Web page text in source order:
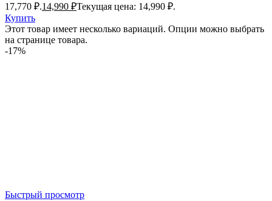
17,770 ₽.14,990 ₽Текущая цена: 14,990 ₽.
Купить
Этот товар имеет несколько вариаций. Опции можно выбрать
на странице товара.
-17%
Быстрый просмотр